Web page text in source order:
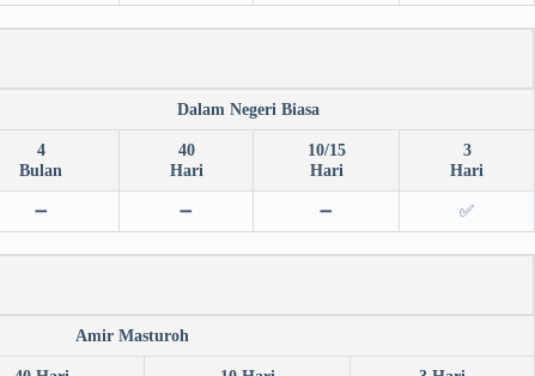
Dalam Negeri Biasa
4
Bulan
40
Hari
10/15
Hari
3
Hari
➖ ➖ ➖ ✅
Amir Masturoh